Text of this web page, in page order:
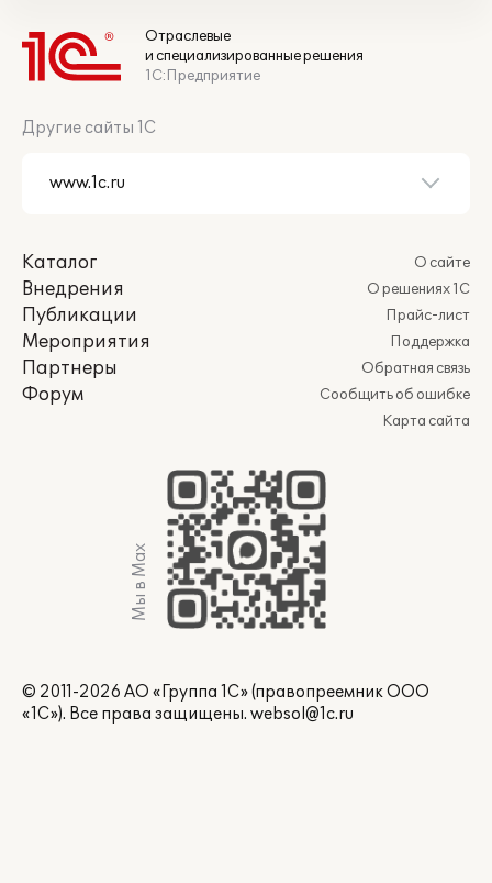
Отраслевые
и специализированные решения
1С:Предприятие
Другие сайты 1С
Каталог
Внедрения
Публикации
Мероприятия
Партнеры
Форум
О сайте
О решениях 1С
Прайс-лист
Поддержка
Обратная связь
Сообщить об ошибке
Карта сайта
Мы в Max
© 2011-2026 АО «Группа 1С» (правопреемник ООО
«1С»). Все права защищены. websol@1c.ru